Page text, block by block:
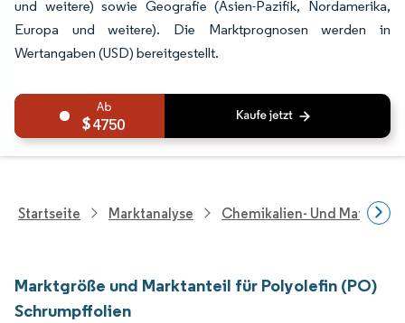
und weitere) sowie Geografie (Asien-Pazifik, Nordamerika,
Europa und weitere). Die Marktprognosen werden in
Wertangaben (USD) bereitgestellt.
4750
Startseite Marktanalyse Chemikalien- Und
Marktgröße und Marktanteil für Polyolefin (PO)
Schrumpffolien